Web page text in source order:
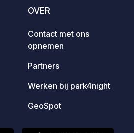
evenings as well
OVER
Contact met ons
opnemen
Partners
Werken bij park4night
GeoSpot